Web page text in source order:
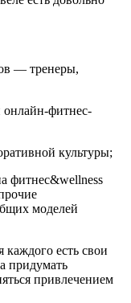
— тренеры,
фитнес-
культуры;
фитнес&wellness
моделей
каждого есть свои
придумать
привлечением